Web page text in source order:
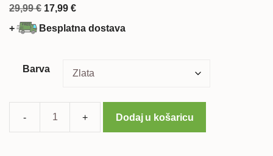
29,99€ Izvorna
cijena
29,99 €.
17,99 €Trenutna
cijena
+ Besplatna dostava
Barva
Samsung
Dodaj u košaricu